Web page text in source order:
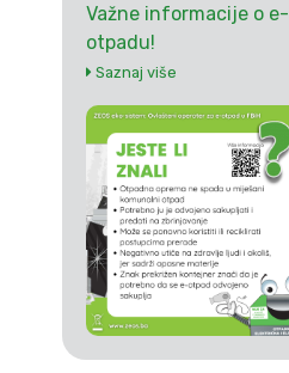
Važne informacije o e-
otpadu!
Saznaj više